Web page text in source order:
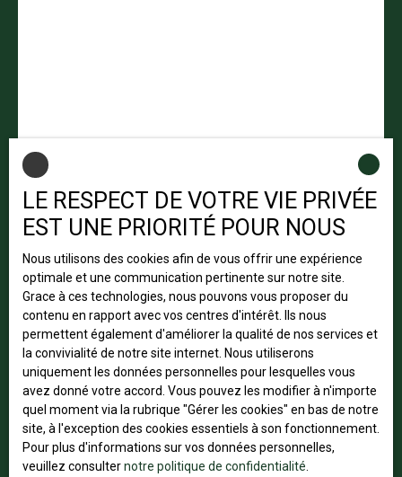
OKSANA GOLOVIN
NÉGOCIATRICE IMMOBILIÈRE
Strasbourg et alentours
+33 6 64 53 87 56
Envoyer un e-mail
LE RESPECT DE VOTRE VIE PRIVÉE
EST UNE PRIORITÉ POUR NOUS
Nous utilisons des cookies afin de vous offrir une expérience
optimale et une communication pertinente sur notre site.
Grace à ces technologies, nous pouvons vous proposer du
contenu en rapport avec vos centres d'intérêt. Ils nous
permettent également d'améliorer la qualité de nos services et
la convivialité de notre site internet. Nous utiliserons
uniquement les données personnelles pour lesquelles vous
avez donné votre accord. Vous pouvez les modifier à n'importe
quel moment via la rubrique ″Gérer les cookies″ en bas de notre
site, à l'exception des cookies essentiels à son fonctionnement.
Pour plus d'informations sur vos données personnelles,
veuillez consulternotre politique de confidentialité